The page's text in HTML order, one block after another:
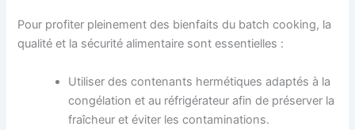
Pour profiter pleinement des bienfaits du batch cooking, la
qualité et la sécurité alimentaire sont essentielles :
Utiliser des contenants hermétiques adaptés à la
congélation et au réfrigérateur afin de préserver la
fraîcheur et éviter les contaminations.